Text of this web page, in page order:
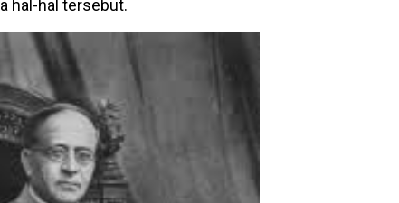
hal-hal tersebut.